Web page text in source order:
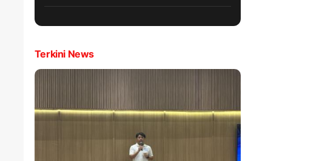
Terkini News